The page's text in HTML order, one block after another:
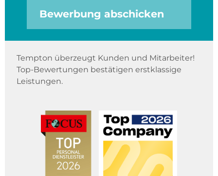
Bewerbung abschicken
Tempton überzeugt Kunden und Mitarbeiter!
Top-Bewertungen bestätigen erstklassige
Leistungen.